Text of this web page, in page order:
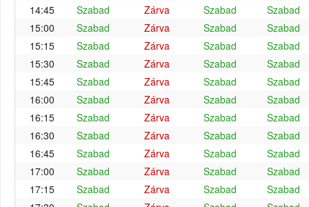
14:45
Szabad Zárva Szabad
Szabad
15:00
Szabad Zárva Szabad
Szabad
15:15
Szabad Zárva Szabad
Szabad
15:30
Szabad Zárva Szabad
Szabad
15:45
Szabad Zárva Szabad
Szabad
16:00
Szabad Zárva Szabad
Szabad
16:15
Szabad Zárva Szabad
Szabad
16:30
Szabad Zárva Szabad
Szabad
16:45
Szabad Zárva Szabad
Szabad
17:00
Szabad Zárva Szabad
Szabad
17:15
Szabad Zárva Szabad
Szabad